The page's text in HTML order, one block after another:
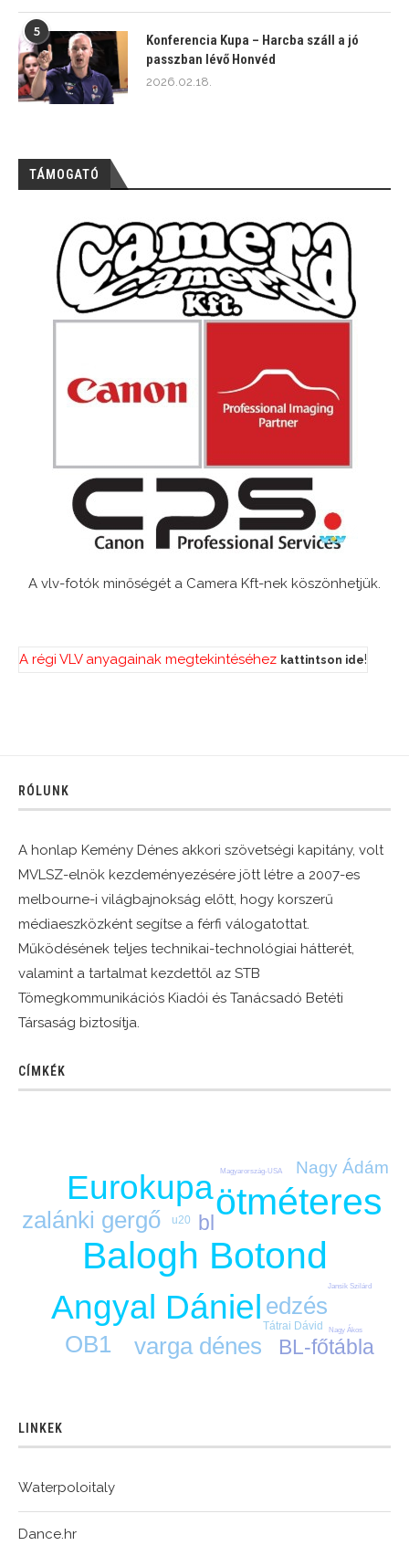
5
Konferencia Kupa – Harcba száll a jó
passzban lévő Honvéd
2026.02.18.
TÁMOGATÓ
A vlv-fotók minőségét a Camera Kft-nek köszönhetjük.
A régi VLV anyagainak megtekintéséhez kattintson ide!
RÓLUNK
A honlap Kemény Dénes akkori szövetségi kapitány, volt
MVLSZ-elnök kezdeményezésére jött létre a 2007-es
melbourne-i világbajnokság előtt, hogy korszerű
médiaeszközként segítse a férfi válogatottat.
Működésének teljes technikai-technológiai hátterét,
valamint a tartalmat kezdettől az STB
Tömegkommunikációs Kiadói és Tanácsadó Betéti
Társaság biztosítja.
CÍMKÉK
Balogh Botond
ötméteres
Angyal Dániel
Eurokupa
edzés
OB1
varga dénes
zalánki gergő bl
BL-főtábla
Nagy Ádám
Tátrai Dávid
u20
Jansik Szilárd
Magyarország-USA
Nagy Ákos
LINKEK
Waterpoloitaly
Dance.hr